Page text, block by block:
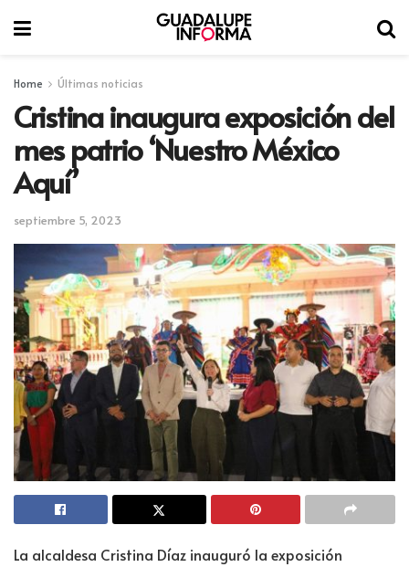
Home Últimas noticias
Cristina inaugura exposición del
mes patrio ‘Nuestro México
Aquí’
septiembre 5, 2023
La alcaldesa Cristina Díaz inauguró la exposición